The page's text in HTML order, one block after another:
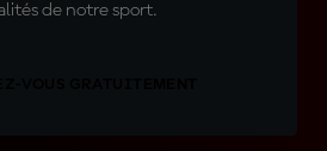
de notre sport.